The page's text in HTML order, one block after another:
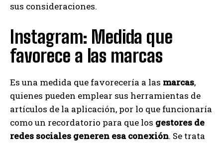
sus consideraciones.
Instagram: Medida que
favorece a las marcas
Es una medida que favorecería a las marcas,
quienes pueden emplear sus herramientas de
artículos de la aplicación, por lo que funcionaría
como un recordatorio para que los gestores de
redes sociales generen esa conexión. Se trata